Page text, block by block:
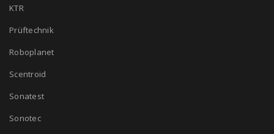
KTR
Prüftechnik
Roboplanet
Scentroid
Sonatest
Sonotec